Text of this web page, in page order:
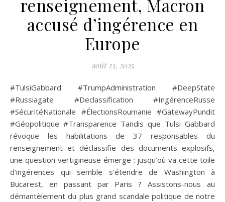
renseignement, Macron
accusé d’ingérence en
Europe
août 23, 2025
#TulsiGabbard #TrumpAdministration #DeepState
#Russiagate #Declassification #IngérenceRusse
#SécuritéNationale #ÉlectionsRoumanie #GatewayPundit
#Géopolitique #Transparence Tandis que Tulsi Gabbard
révoque les habilitations de 37 responsables du
renseignement et déclassifie des documents explosifs,
une question vertigineuse émerge : jusqu’où va cette toile
d’ingérences qui semble s’étendre de Washington à
Bucarest, en passant par Paris ? Assistons-nous au
démantèlement du plus grand scandale politique de notre